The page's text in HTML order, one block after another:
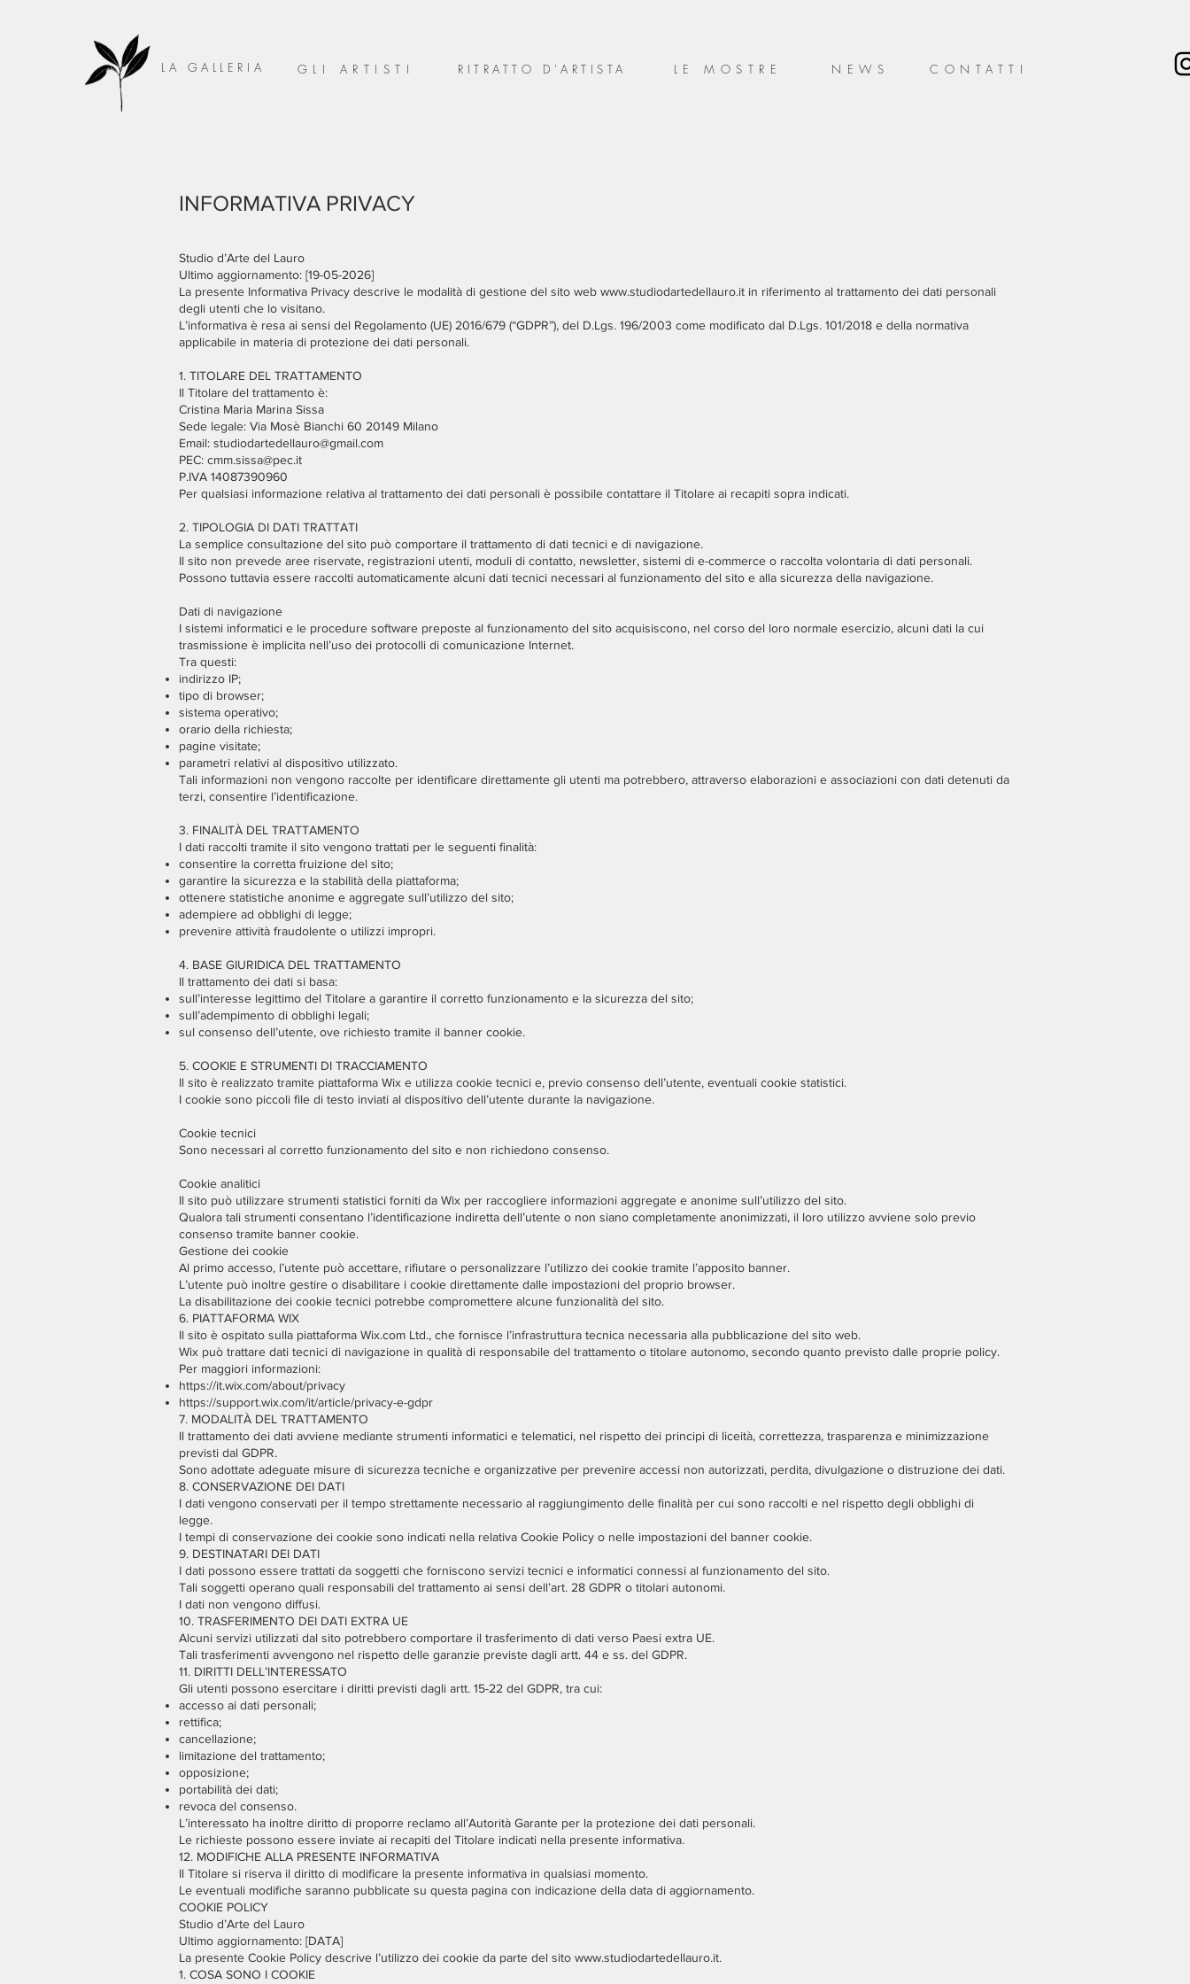
LA GALLERIA GLI ARTISTI RITRATTO D'ARTISTA LE MOSTRE NEWS CONTATTI
INFORMATIVA PRIVACY
Studio d’Arte del Lauro
Ultimo aggiornamento: [19-05-2026]
La presente Informativa Privacy descrive le modalità di gestione del sito web www.studiodartedellauro.it in riferimento al trattamento dei dati personali
degli utenti che lo visitano.
L’informativa è resa ai sensi del Regolamento (UE) 2016/679 (“GDPR”), del D.Lgs. 196/2003 come modificato dal D.Lgs. 101/2018 e della normativa
applicabile in materia di protezione dei dati personali.
1. TITOLARE DEL TRATTAMENTO
Il Titolare del trattamento è:
Cristina Maria Marina Sissa
Sede legale: Via Mosè Bianchi 60 20149 Milano
Email: studiodartedellauro@gmail.com
PEC: cmm.sissa@pec.it
P.IVA 14087390960
Per qualsiasi informazione relativa al trattamento dei dati personali è possibile contattare il Titolare ai recapiti sopra indicati.
2. TIPOLOGIA DI DATI TRATTATI
La semplice consultazione del sito può comportare il trattamento di dati tecnici e di navigazione.
Il sito non prevede aree riservate, registrazioni utenti, moduli di contatto, newsletter, sistemi di e-commerce o raccolta volontaria di dati personali.
Possono tuttavia essere raccolti automaticamente alcuni dati tecnici necessari al funzionamento del sito e alla sicurezza della navigazione.
Dati di navigazione
I sistemi informatici e le procedure software preposte al funzionamento del sito acquisiscono, nel corso del loro normale esercizio, alcuni dati la cui
trasmissione è implicita nell’uso dei protocolli di comunicazione Internet.
Tra questi:
indirizzo IP;
tipo di browser;
sistema operativo;
orario della richiesta;
pagine visitate;
parametri relativi al dispositivo utilizzato.
Tali informazioni non vengono raccolte per identificare direttamente gli utenti ma potrebbero, attraverso elaborazioni e associazioni con dati detenuti da
terzi, consentire l’identificazione.
3. FINALITÀ DEL TRATTAMENTO
I dati raccolti tramite il sito vengono trattati per le seguenti finalità:
consentire la corretta fruizione del sito;
garantire la sicurezza e la stabilità della piattaforma;
ottenere statistiche anonime e aggregate sull’utilizzo del sito;
adempiere ad obblighi di legge;
prevenire attività fraudolente o utilizzi impropri.
4. BASE GIURIDICA DEL TRATTAMENTO
Il trattamento dei dati si basa:
sull’interesse legittimo del Titolare a garantire il corretto funzionamento e la sicurezza del sito;
sull’adempimento di obblighi legali;
sul consenso dell’utente, ove richiesto tramite il banner cookie.
5. COOKIE E STRUMENTI DI TRACCIAMENTO
Il sito è realizzato tramite piattaforma Wix e utilizza cookie tecnici e, previo consenso dell’utente, eventuali cookie statistici.
I cookie sono piccoli file di testo inviati al dispositivo dell’utente durante la navigazione.
Cookie tecnici
Sono necessari al corretto funzionamento del sito e non richiedono consenso.
Cookie analitici
Il sito può utilizzare strumenti statistici forniti da Wix per raccogliere informazioni aggregate e anonime sull’utilizzo del sito.
Qualora tali strumenti consentano l’identificazione indiretta dell’utente o non siano completamente anonimizzati, il loro utilizzo avviene solo previo
consenso tramite banner cookie.
Gestione dei cookie
Al primo accesso, l’utente può accettare, rifiutare o personalizzare l’utilizzo dei cookie tramite l’apposito banner.
L’utente può inoltre gestire o disabilitare i cookie direttamente dalle impostazioni del proprio browser.
La disabilitazione dei cookie tecnici potrebbe compromettere alcune funzionalità del sito.
6. PIATTAFORMA WIX
Il sito è ospitato sulla piattaforma Wix.com Ltd., che fornisce l’infrastruttura tecnica necessaria alla pubblicazione del sito web.
Wix può trattare dati tecnici di navigazione in qualità di responsabile del trattamento o titolare autonomo, secondo quanto previsto dalle proprie policy.
Per maggiori informazioni:
https://it.wix.com/about/privacy
https://support.wix.com/it/article/privacy-e-gdpr
7. MODALITÀ DEL TRATTAMENTO
Il trattamento dei dati avviene mediante strumenti informatici e telematici, nel rispetto dei principi di liceità, correttezza, trasparenza e minimizzazione
previsti dal GDPR.
Sono adottate adeguate misure di sicurezza tecniche e organizzative per prevenire accessi non autorizzati, perdita, divulgazione o distruzione dei dati.
8. CONSERVAZIONE DEI DATI
I dati vengono conservati per il tempo strettamente necessario al raggiungimento delle finalità per cui sono raccolti e nel rispetto degli obblighi di
legge.
I tempi di conservazione dei cookie sono indicati nella relativa Cookie Policy o nelle impostazioni del banner cookie.
9. DESTINATARI DEI DATI
I dati possono essere trattati da soggetti che forniscono servizi tecnici e informatici connessi al funzionamento del sito.
Tali soggetti operano quali responsabili del trattamento ai sensi dell’art. 28 GDPR o titolari autonomi.
I dati non vengono diffusi.
10. TRASFERIMENTO DEI DATI EXTRA UE
Alcuni servizi utilizzati dal sito potrebbero comportare il trasferimento di dati verso Paesi extra UE.
Tali trasferimenti avvengono nel rispetto delle garanzie previste dagli artt. 44 e ss. del GDPR.
11. DIRITTI DELL’INTERESSATO
Gli utenti possono esercitare i diritti previsti dagli artt. 15-22 del GDPR, tra cui:
accesso ai dati personali;
rettifica;
cancellazione;
limitazione del trattamento;
opposizione;
portabilità dei dati;
revoca del consenso.
L’interessato ha inoltre diritto di proporre reclamo all’Autorità Garante per la protezione dei dati personali.
Le richieste possono essere inviate ai recapiti del Titolare indicati nella presente informativa.
12. MODIFICHE ALLA PRESENTE INFORMATIVA
Il Titolare si riserva il diritto di modificare la presente informativa in qualsiasi momento.
Le eventuali modifiche saranno pubblicate su questa pagina con indicazione della data di aggiornamento.
COOKIE POLICY
Studio d’Arte del Lauro
Ultimo aggiornamento: [DATA]
La presente Cookie Policy descrive l’utilizzo dei cookie da parte del sito www.studiodartedellauro.it.
1. COSA SONO I COOKIE